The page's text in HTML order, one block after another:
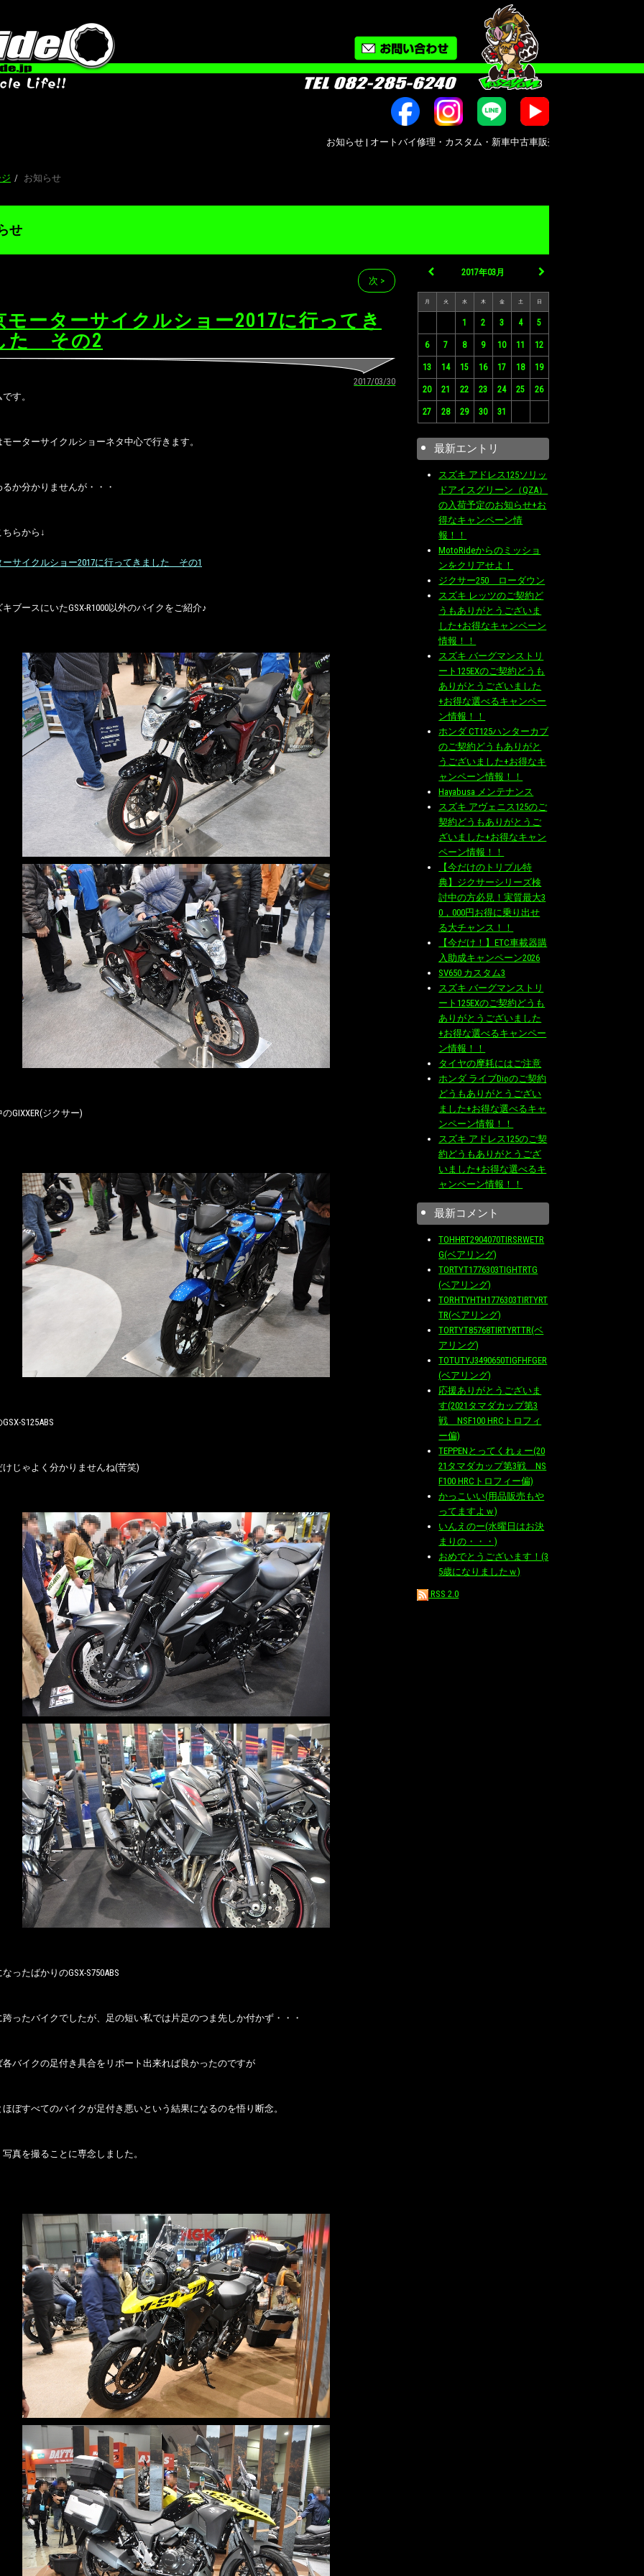
お知らせ | オートバイ修理・カスタム・新車中古車販売｜広島市南区大州｜Bike shop
お知らせ
せ
次 >
モーターサイクルショー2017に行ってき
た その2
2017/03/30
す。
モーターサイクルショーネタ中心で行きます。
か分かりませんが・・・
らから↓
ーサイクルショー2017に行ってきました その1
ブースにいたGSX-R1000以外のバイクをご紹介♪
GIXXER(ジクサー)
S125ABS
けじゃよく分かりませんね(苦笑)
ったばかりのGSX-S750ABS
ったバイクでしたが、足の短い私では片足のつま先しか付かず・・・
各バイクの足付き具合をリポート出来れば良かったのですが
ぼすべてのバイクが足付き悪いという結果になるのを悟り断念。
真を撮ることに専念しました。
2017年03月
月 火 水 木 金 土 日
1 2 3 4 5
6 7 8 9 10 11 12
13 14 15 16 17 18 19
20 21 22 23 24 25 26
27 28 29 30 31
最新エントリ
スズキ アドレス125ソリッ
ドアイスグリーン（QZA）
の入荷予定のお知らせ+お
得なキャンペーン情
報！！
MotoRideからのミッショ
ンをクリアせよ！
ジクサー250 ローダウン
スズキ レッツのご契約ど
うもありがとうございま
した+お得なキャンペーン
情報！！
スズキ バーグマンストリ
ート125EXのご契約どうも
ありがとうございました
+お得な選べるキャンペー
ン情報！！
ホンダ CT125ハンターカブ
のご契約どうもありがと
うございました+お得なキ
ャンペーン情報！！
Hayabusa メンテナンス
スズキ アヴェニス125のご
契約どうもありがとうご
ざいました+お得なキャン
ペーン情報！！
【今だけのトリプル特
典】ジクサーシリーズ検
討中の方必見！実質最大3
0，000円お得に乗り出せ
る大チャンス！！
【今だけ！】ETC車載器購
入助成キャンペーン2026
SV650 カスタム3
スズキ バーグマンストリ
ート125EXのご契約どうも
ありがとうございました
+お得な選べるキャンペー
ン情報！！
タイヤの摩耗にはご注意
ホンダ ライブDioのご契約
どうもありがとうござい
ました+お得な選べるキャ
ンペーン情報！！
スズキ アドレス125のご契
約どうもありがとうござ
いました+お得な選べるキ
ャンペーン情報！！
最新コメント
TOHHRT2904070TIRSRWETR
G(ベアリング)
TORTYT1776303TIGHTRTG
(ベアリング)
TORHTYHTH1776303TIRTYRT
TR(ベアリング)
TORTYT85768TIRTYRTTR(ベ
アリング)
TOTUTYJ3490650TIGFHFGER
(ベアリング)
応援ありがとうございま
す(2021タマダカップ第3
戦 NSF100 HRCトロフィ
ー偏)
TEPPENとってくれぇー(20
21タマダカップ第3戦 NS
F100 HRCトロフィー偏)
かっこいい(用品販売もや
ってますよｗ)
いんえのー(水曜日はお決
まりの・・・)
おめでとうございます！(3
5歳になりましたｗ)
RSS 2.0